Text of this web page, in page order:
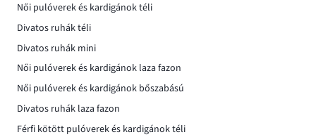
Női pulóverek és kardigánok téli
Divatos ruhák téli
Divatos ruhák mini
Női pulóverek és kardigánok laza fazon
Női pulóverek és kardigánok bőszabású
Divatos ruhák laza fazon
Férfi kötött pulóverek és kardigánok téli